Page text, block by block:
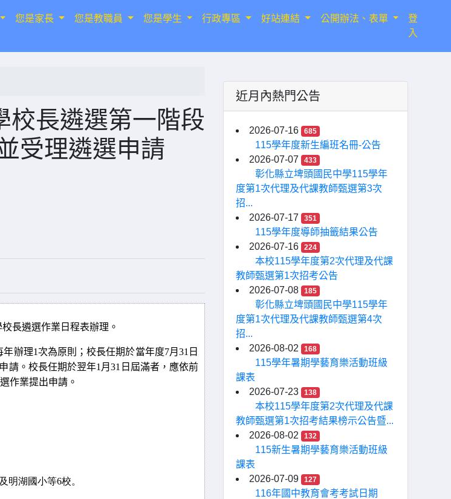
您是家長 您是教職員 您是學生 行政專區 好站連結 公開辦法、表單
登
入
校長遴選第一階段
受理遴選申請
長遴選作業日程表辦理。
年辦理1次為原則；校長任期於當年度7月 31 日
請。校長任期於翌年1 月31 日屆滿者，應依前
作業提出申請。
明湖國小等6校。
近月內熱門公告
2026-07-16 685
115學年度新生編班名冊-公告
2026-07-07
433
彰化縣立埤頭國民中學115學年
度第1次代理及代課教師甄選第3次
招...
2026-07-17
351
115學年度導師抽籤結果公告
2026-07-16
224
本校115學年度第2次代理及代課
教師甄選第1次招考公告
2026-07-08
185
彰化縣立埤頭國民中學115學年
度第1次代理及代課教師甄選第4次
招...
2026-08-02
168
115學年暑期學藝育樂活動班級
課表
2026-07-23
138
本校115學年度第2次代理及代課
教師甄選第1次招考結果榜示公告暨...
2026-08-02
132
115新生暑期學藝育樂活動班級
課表
2026-07-09
127
116年國中教育會考考試日期